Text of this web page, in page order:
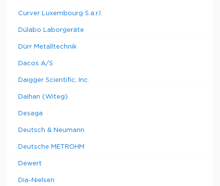
Curver Luxembourg S.a.r.l.
Dülabo Laborgeräte
Dürr Metalltechnik
Dacos A/S
Daigger Scientific, Inc.
Daihan (Witeg)
Desaga
Deutsch & Neumann
Deutsche METROHM
Dewert
Dia-Nielsen